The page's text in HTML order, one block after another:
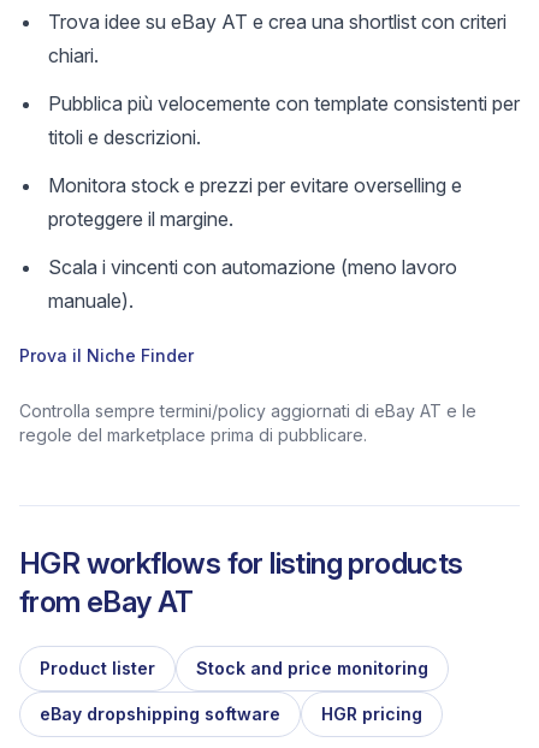
Trova idee su eBay AT e crea una shortlist con criteri
chiari.
Pubblica più velocemente con template consistenti per
titoli e descrizioni.
Monitora stock e prezzi per evitare overselling e
proteggere il margine.
Scala i vincenti con automazione (meno lavoro
manuale).
Prova il Niche Finder
Controlla sempre termini/policy aggiornati di eBay AT e le
regole del marketplace prima di pubblicare.
HGR workflows for listing products
from eBay AT
Product lister Stock and price monitoring
eBay dropshipping software HGR pricing